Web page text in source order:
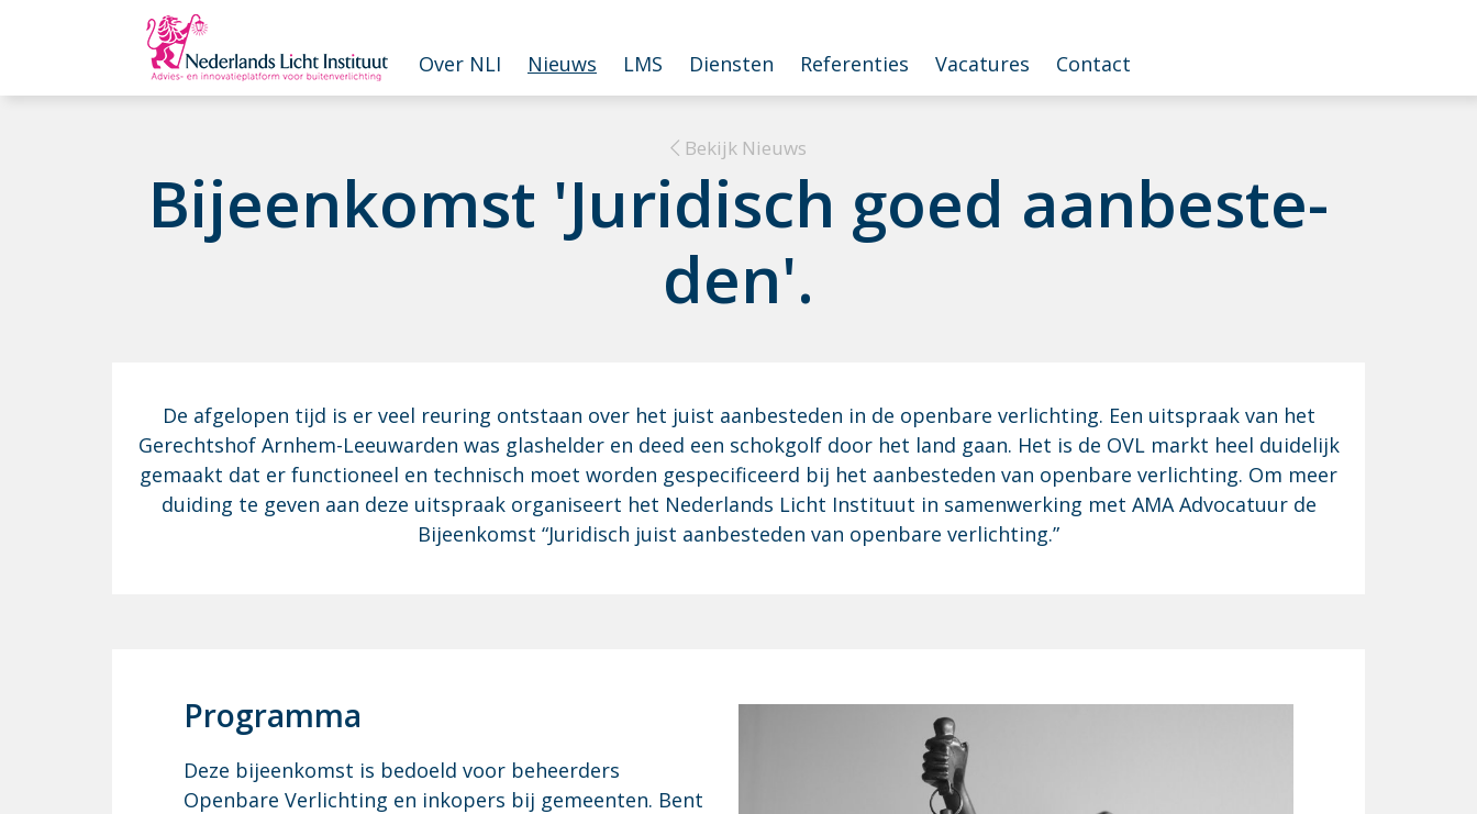
Overslaan en naar de inhoud gaan
Over NLI Nieuws LMS Diensten Referenties Vacatures Contact
Bekijk Nieuws
Bij­een­komst 'Ju­ri­disch goed aan­be­ste­
den'.
De afgelopen tijd is er veel reuring ontstaan over het juist aanbesteden in de openbare verlichting. Een uitspraak van het
Gerechtshof Arnhem-Leeuwarden was glashelder en deed een schokgolf door het land gaan. Het is de OVL markt heel duidelijk
gemaakt dat er functioneel en technisch moet worden gespecificeerd bij het aanbesteden van openbare verlichting. Om meer
duiding te geven aan deze uitspraak organiseert het Nederlands Licht Instituut in samenwerking met AMA Advocatuur de
Bijeenkomst “Juridisch juist aanbesteden van openbare verlichting.”
Programma
Deze bijeenkomst is bedoeld voor beheerders
Openbare Verlichting en inkopers bij gemeenten. Bent